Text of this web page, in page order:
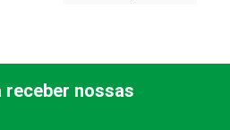
receber nossas